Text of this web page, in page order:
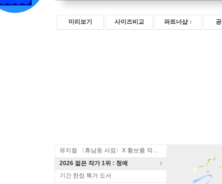
미리보기 사이즈비교 파트너샵
뮤지컬 〈휴남동 서점〉X 황보름 작가 북토크
2026 젊은 작가 1위 : 청예
기간 한정 특가 도서